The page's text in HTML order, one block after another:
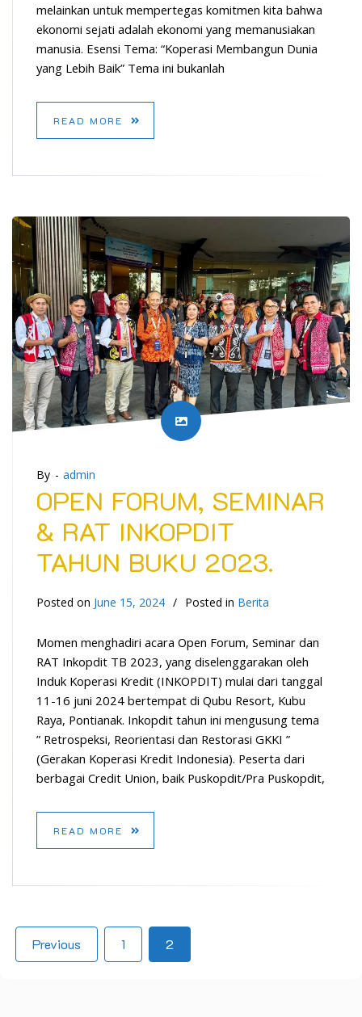
melainkan untuk mempertegas komitmen kita bahwa
ekonomi sejati adalah ekonomi yang memanusiakan
manusia. Esensi Tema: “Koperasi Membangun Dunia
yang Lebih Baik” Tema ini bukanlah
READ MORE
By - admin
OPEN FORUM, SEMINAR
& RAT INKOPDIT
TAHUN BUKU 2023.
Posted on June 15, 2024 Posted in Berita
Momen menghadiri acara Open Forum, Seminar dan
RAT Inkopdit TB 2023, yang diselenggarakan oleh
Induk Koperasi Kredit (INKOPDIT) mulai dari tanggal
11-16 juni 2024 bertempat di Qubu Resort, Kubu
Raya, Pontianak. Inkopdit tahun ini mengusung tema
” Retrospeksi, Reorientasi dan Restorasi GKKI ”
(Gerakan Koperasi Kredit Indonesia). Peserta dari
berbagai Credit Union, baik Puskopdit/Pra Puskopdit,
READ MORE
Previous 1 2